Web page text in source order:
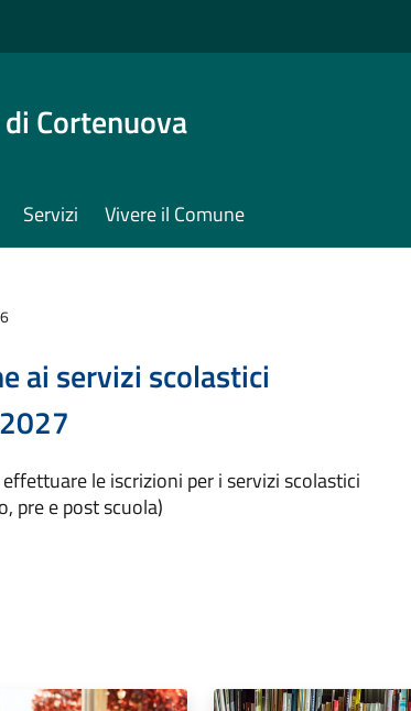
Cortenuova
Servizi Vivere il Comune
ai servizi scolastici
le iscrizioni per i servizi scolastici
pre e post scuola)